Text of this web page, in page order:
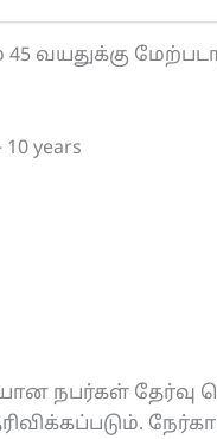
45 வயதுக்கு
10 years
நபர்கள் தேர்வு